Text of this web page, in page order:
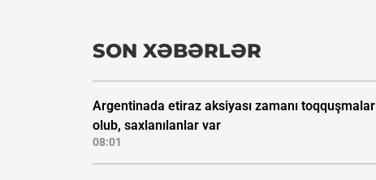
SON XƏBƏRLƏR
Argentinada etiraz aksiyası zamanı toqquşmalar
olub, saxlanılanlar var
08:01